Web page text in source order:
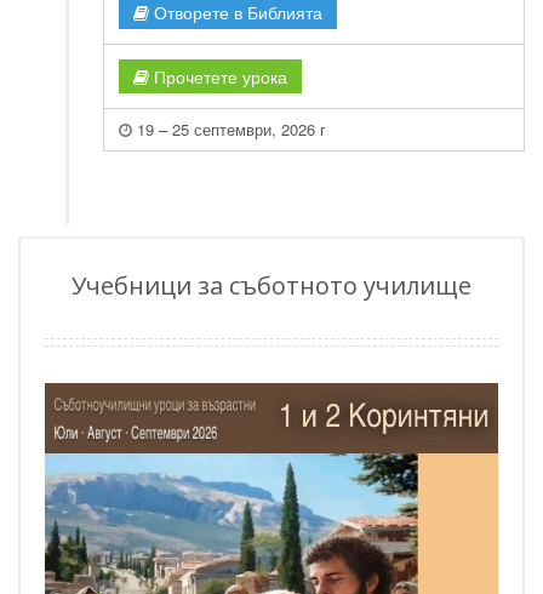
Отворете в Библията
Прочетете урока
19 – 25 септември, 2026 г
Учебници за съботното училище